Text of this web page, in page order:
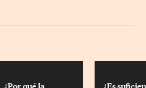
¿Por qué la
¿Es